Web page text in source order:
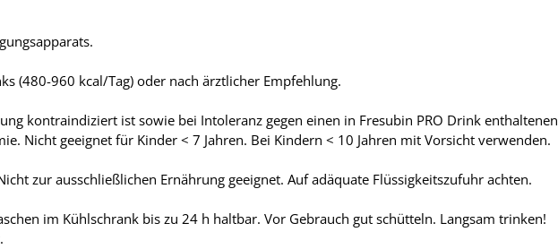
(480-960 kcal/Tag) oder nach ärztlicher Empfehlung.
kontraindiziert ist sowie bei Intoleranz gegen einen in Fresubin PRO Drink enthaltenen
Nicht geeignet für Kinder < 7 Jahren. Bei Kindern < 10 Jahren mit Vorsicht verwenden.
zur ausschließlichen Ernährung geeignet. Auf adäquate Flüssigkeitszufuhr achten.
im Kühlschrank bis zu 24 h haltbar. Vor Gebrauch gut schütteln. Langsam trinken!